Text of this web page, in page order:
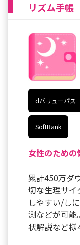
リズム手帳
dバリューパス
SoftBank
女性のための
累計450万ダ
切な生理サ
しやすい/し
測などが可
状解説など様